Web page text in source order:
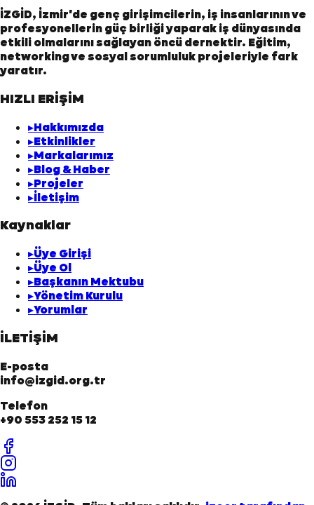
İZGİD, İzmir'de genç girişimcilerin, iş insanlarının ve
profesyonellerin güç birliği yaparak iş dünyasında
etkili olmalarını sağlayan öncü dernektir. Eğitim,
networking ve sosyal sorumluluk projeleriyle fark
yaratır.
HIZLI ERİŞİM
▸Hakkımızda
▸Etkinlikler
▸Markalarımız
▸Blog & Haber
▸Projeler
▸İletişim
Kaynaklar
▸Üye Girişi
▸Üye Ol
▸Başkanın Mektubu
▸Yönetim Kurulu
▸Yorumlar
İLETİŞİM
E-posta
info@izgid.org.tr
Telefon
+90 553 252 15 12